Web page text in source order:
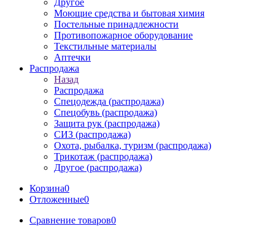
Другое
Моющие средства и бытовая химия
Постельные принадлежности
Противопожарное оборудование
Текстильные материалы
Аптечки
Распродажа
Назад
Распродажа
Спецодежда (распродажа)
Спецобувь (распродажа)
Защита рук (распродажа)
СИЗ (распродажа)
Охота, рыбалка, туризм (распродажа)
Трикотаж (распродажа)
Другое (распродажа)
Корзина0
Отложенные0
Сравнение товаров0